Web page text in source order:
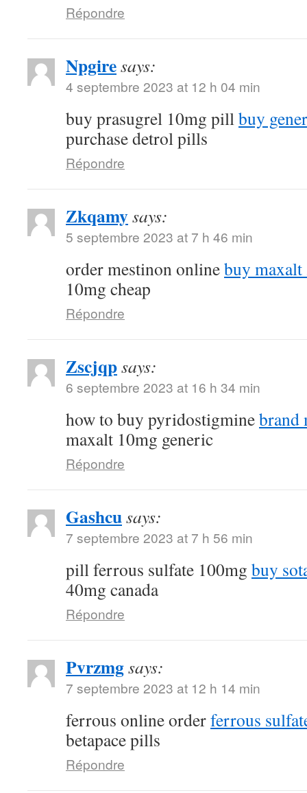
Répondre
Npgiresays:
4 septembre 2023 at 12 h 04 min
buy prasugrel 10mg pillbuy
purchase detrol pills
Répondre
Zkqamysays:
5 septembre 2023 at 7 h 46 min
order mestinon onlinebuy
10mg cheap
Répondre
Zscjqpsays:
6 septembre 2023 at 16 h 34 min
how to buy pyridostigminebrand
maxalt 10mg generic
Répondre
Gashcusays:
7 septembre 2023 at 7 h 56 min
pill ferrous sulfate 100mg buy
40mg canada
Répondre
Pvrzmgsays:
7 septembre 2023 at 12 h 14 min
ferrous online orderferrous
betapace pills
Répondre